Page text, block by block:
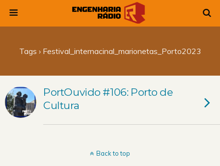
Tags › Festival_internacinal_marionetas_Porto2023
PortOuvido #106: Porto de
Cultura
Back to top